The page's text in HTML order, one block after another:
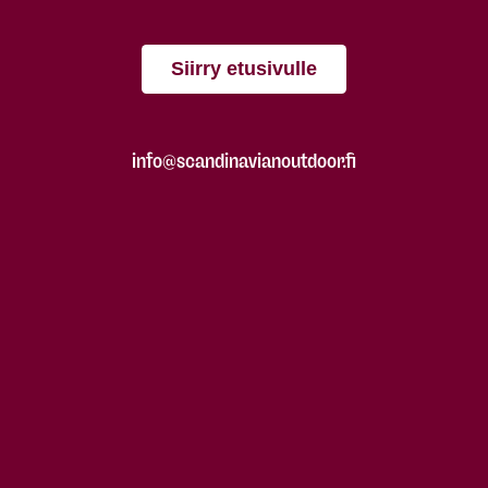
Siirry etusivulle
info@scandinavianoutdoor.fi